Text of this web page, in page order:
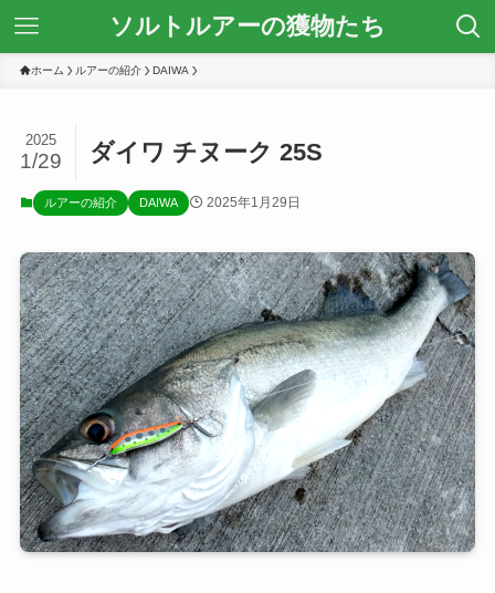
ソルトルアーの獲物たち
ホーム ルアーの紹介 DAIWA
ダイワ チヌーク 25S
2025
1/29
ルアーの紹介 DAIWA 2025年1月29日